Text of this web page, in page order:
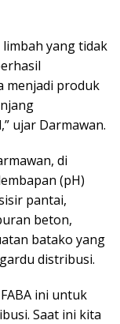
limbah yang tidak
menjadi produk
ujar Darmawan.
di
(pH)
pantai,
beton,
batako yang
distribusi.
ini untuk
Saat ini kita